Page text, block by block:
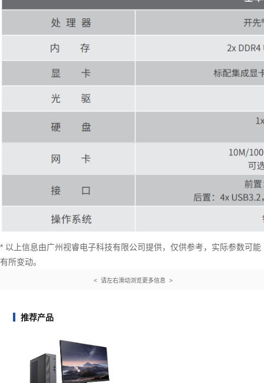
* 以上信息由广州视睿电子科技有限公司提供，仅供参考，实际参数可能
有所变动。
< 请左右滑动浏览更多信息 >
推荐产品